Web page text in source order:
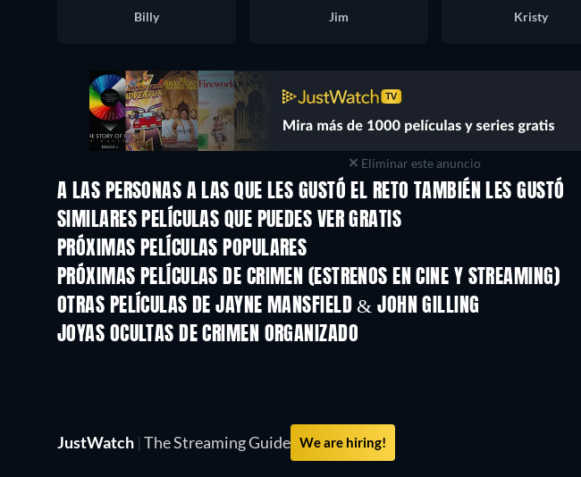
Billy
Jim
Kristy
Eliminar este anuncio
A LAS PERSONAS A LAS QUE LES GUSTÓ EL RETO TAMBIÉN LES GUSTÓ
SIMILARES PELÍCULAS QUE PUEDES VER GRATIS
PRÓXIMAS PELÍCULAS POPULARES
PRÓXIMAS PELÍCULAS DE CRIMEN (ESTRENOS EN CINE Y STREAMING)
OTRAS PELÍCULAS DE JAYNE MANSFIELD & JOHN GILLING
JOYAS OCULTAS DE CRIMEN ORGANIZADO
JustWatch | The Streaming Guide We are hiring!